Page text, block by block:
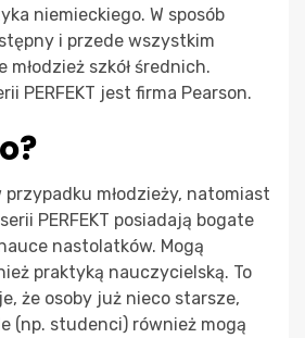
niemieckiego. W sposób
i przede wszystkim
szkół średnich.
PERFEKT jest firma Pearson.
młodzieży, natomiast
PERFEKT posiadają bogate
nastolatków. Mogą
praktyką nauczycielską. To
że osoby już nieco starsze,
(np. studenci) również mogą